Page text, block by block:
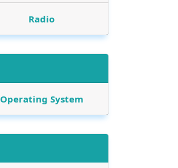
Radio
Operating System